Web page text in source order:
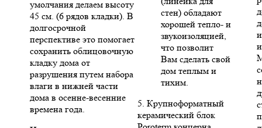
умолчания делаем высоту
45 см. (6 рядов кладки). В
долгосрочной
перспективе это помогает
сохранить облицовочную
кладку дома от
разрушения путем набора
влаги в нижней части
дома в осенне-весенние
времена года.
стен) обладают
хорошей тепло- и
звукоизоляцией,
что позволит
Вам сделать свой
дом теплым и
тихим.
5. Крупноформатный
керамический блок